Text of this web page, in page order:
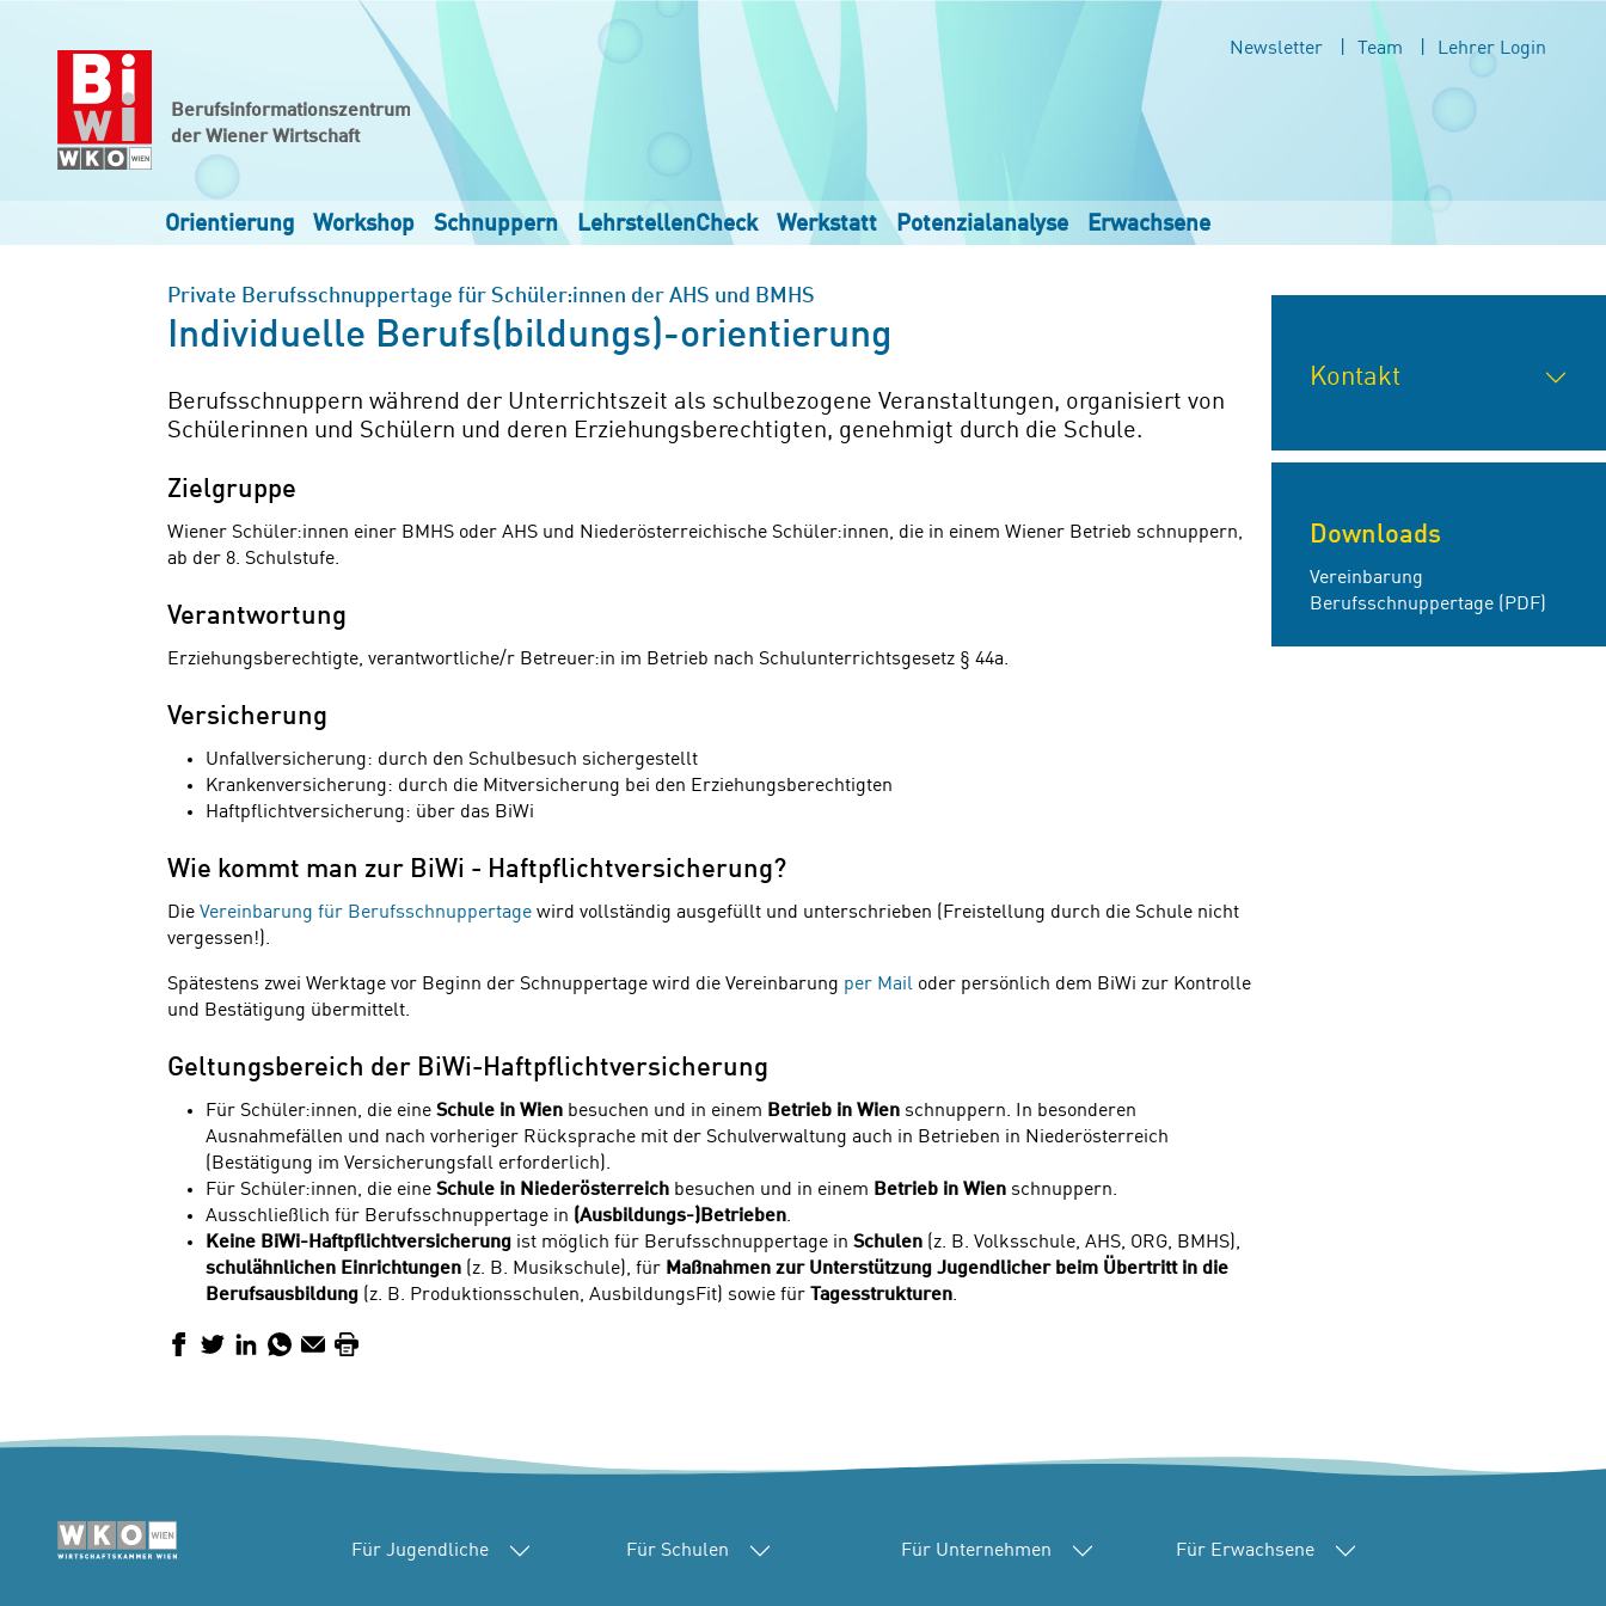
Berufsinformationszentrum
der Wiener Wirtschaft
Orientierung Workshop Schnuppern LehrstellenCheck Werkstatt Potenzialanalyse Erwachsene
Newsletter Team Lehrer Login
Private Berufsschnuppertage für Schüler:innen der AHS und BMHS
Individuelle Berufs(bildungs)-orientierung
Berufsschnuppern während der Unterrichtszeit als schulbezogene Veranstaltungen, organisiert von
Schülerinnen und Schülern und deren Erziehungsberechtigten, genehmigt durch die Schule.
Zielgruppe
Wiener Schüler:innen einer BMHS oder AHS und Niederösterreichische Schüler:innen, die in einem Wiener Betrieb schnuppern,
ab der 8. Schulstufe.
Verantwortung
Erziehungsberechtigte, verantwortliche/r Betreuer:in im Betrieb nach Schulunterrichtsgesetz § 44a.
Versicherung
Unfallversicherung: durch den Schulbesuch sichergestellt
Krankenversicherung: durch die Mitversicherung bei den Erziehungsberechtigten
Haftpflichtversicherung: über das BiWi
Wie kommt man zur BiWi - Haftpflichtversicherung?
Die Vereinbarung für Berufsschnuppertage wird vollständig ausgefüllt und unterschrieben (Freistellung durch die Schule nicht
vergessen!).
Spätestens zwei Werktage vor Beginn der Schnuppertage wird die Vereinbarung per Mail oder persönlich dem BiWi zur Kontrolle
und Bestätigung übermittelt.
Geltungsbereich der BiWi-Haftpflichtversicherung
Für Schüler:innen, die eine Schule in Wien besuchen und in einem Betrieb in Wien schnuppern. In besonderen
Ausnahmefällen und nach vorheriger Rücksprache mit der Schulverwaltung auch in Betrieben in Niederösterreich
(Bestätigung im Versicherungsfall erforderlich).
Für Schüler:innen, die eine Schule in Niederösterreich besuchen und in einem Betrieb in Wien schnuppern.
Ausschließlich für Berufsschnuppertage in (Ausbildungs-)Betrieben.
Keine BiWi-Haftpflichtversicherung ist möglich für Berufsschnuppertage in Schulen (z. B. Volksschule, AHS, ORG, BMHS),
schulähnlichen Einrichtungen (z. B. Musikschule), für Maßnahmen zur Unterstützung Jugendlicher beim Übertritt in die
Berufsausbildung (z. B. Produktionsschulen, AusbildungsFit) sowie für Tagesstrukturen.
Facebook
TwitterLinkedIn
WhatsApp
E-MailDrucken
Kontakt
Downloads
Vereinbarung
Berufsschnuppertage (PDF)
Für Jugendliche Für Schulen Für Unternehmen Für Erwachsene
S